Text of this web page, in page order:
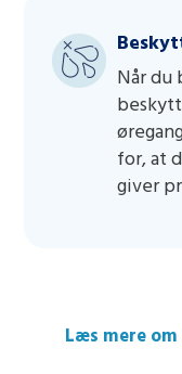
Når du
for, at
giver
Læs mere